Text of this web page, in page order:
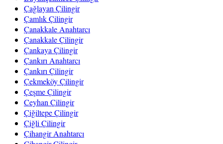
Çağlayan Çilingir
Çamlık Çilingir
Çanakkale Anahtarcı
Çanakkale Çilingir
Çankaya Çilingir
Çankırı Anahtarcı
Çankırı Çilingir
Çekmeköy Çilingir
Çeşme Çilingir
Ceyhan Çilingir
Çiğiltepe Çilingir
Çiğli Çilingir
Çihangir Anahtarcı